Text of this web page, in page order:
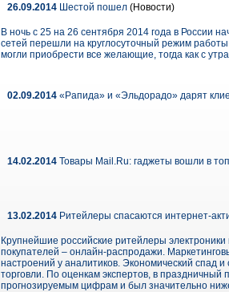
26.09.2014 Шестой пошел (Новости)
В ночь с 25 на 26 сентября 2014 года в России
сетей перешли на круглосуточный режим
могли приобрести все желающие, тогда как с
02.09.2014 «Рапида» и «Эльдорадо» дарят
14.02.2014 Товары Mail.Ru: гаджеты вошли в
13.02.2014 Ритейлеры спасаются интернет-
Крупнейшие российские ритейлеры
покупателей – онлайн-распродажи.
настроений у аналитиков. Экономический спад
торговли. По оценкам экспертов, в
прогнозируемым цифрам и был значительно